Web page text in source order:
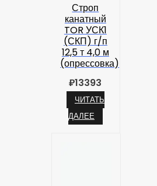
Строп
канатный
TOR УСК1
(СКП) г/п
12,5 т 4,0 м
(опрессовка)
₽13393
ЧИТАТЬ
ДАЛЕЕ